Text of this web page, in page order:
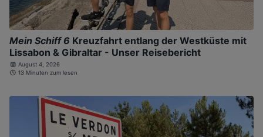
Mein Schiff 6 Kreuzfahrt entlang der Westküste mit
Lissabon & Gibraltar - Unser Reisebericht
August 4, 2026
13 Minuten zum lesen